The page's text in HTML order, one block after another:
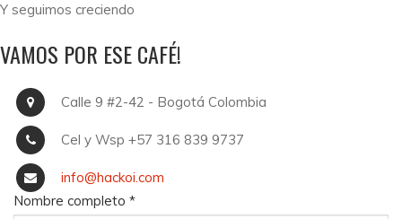
Y seguimos creciendo
VAMOS POR ESE CAFÉ!
Calle 9 #2-42 - Bogotá Colombia
Cel y Wsp +57 316 839 9737
info@hackoi.com
Nombre completo *